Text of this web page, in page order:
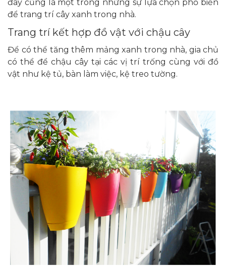
đây cũng là một trong những sự lựa chọn phổ biến
để trang trí cây xanh trong nhà.
Trang trí kết hợp đồ vật với chậu cây
Để có thể tăng thêm mảng xanh trong nhà, gia chủ
có thể để chậu cây tại các vị trí trống cùng với đồ
vật như kệ tủ, bàn làm việc, kệ treo tường.